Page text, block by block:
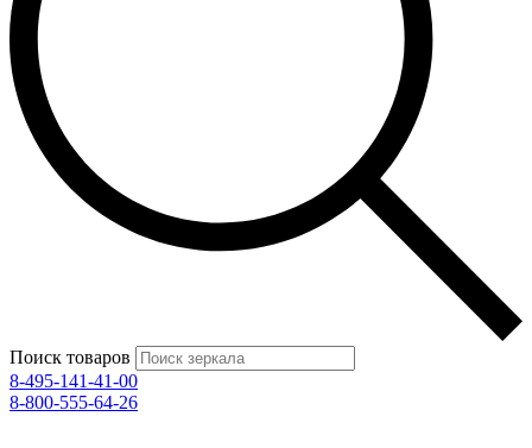
Поиск товаров
8-495-141-41-00
8-800-555-64-26